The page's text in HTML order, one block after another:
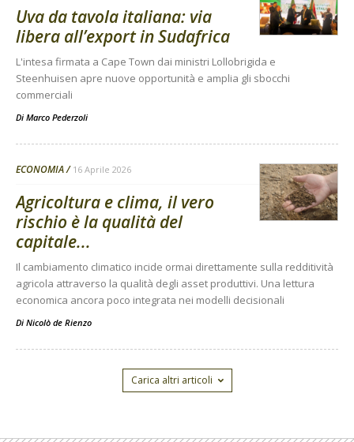
Uva da tavola italiana: via
libera all’export in Sudafrica
L'intesa firmata a Cape Town dai ministri Lollobrigida e
Steenhuisen apre nuove opportunità e amplia gli sbocchi
commerciali
Di Marco Pederzoli
ECONOMIA 16 Aprile 2026
Agricoltura e clima, il vero
rischio è la qualità del
capitale...
Il cambiamento climatico incide ormai direttamente sulla redditività
agricola attraverso la qualità degli asset produttivi. Una lettura
economica ancora poco integrata nei modelli decisionali
Di Nicolò de Rienzo
Carica altri articoli